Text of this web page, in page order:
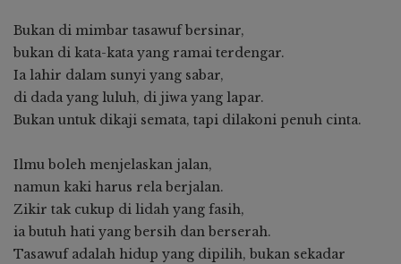
Bukan di mimbar tasawuf bersinar,
bukan di kata-kata yang ramai terdengar.
Ia lahir dalam sunyi yang sabar,
di dada yang luluh, di jiwa yang lapar.
Bukan untuk dikaji semata, tapi dilakoni penuh cinta.
Ilmu boleh menjelaskan jalan,
namun kaki harus rela berjalan.
Zikir tak cukup di lidah yang fasih,
ia butuh hati yang bersih dan berserah.
Tasawuf adalah hidup yang dipilih, bukan sekadar